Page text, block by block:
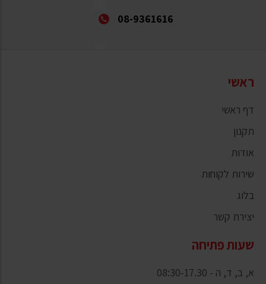
08-9361616
ראשי
דף ראשי
תקנון
אודות
שירות לקוחות
בלוג
יצירת קשר
שעות פתיחה
א, ב, ד, ה - 08:30-17.30